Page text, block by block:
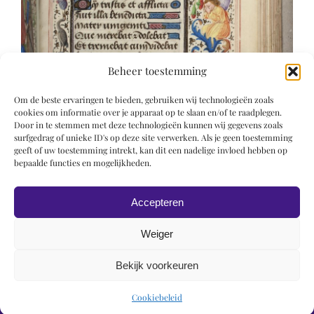
Beheer toestemming
Om de beste ervaringen te bieden, gebruiken wij technologieën zoals
cookies om informatie over je apparaat op te slaan en/of te raadplegen.
Door in te stemmen met deze technologieën kunnen wij gegevens zoals
surfgedrag of unieke ID's op deze site verwerken. Als je geen toestemming
geeft of uw toestemming intrekt, kan dit een nadelige invloed hebben op
bepaalde functies en mogelijkheden.
Accepteren
Weiger
Bekijk voorkeuren
Cookiebeleid
© 2019 Roel Wiechers | Powered by